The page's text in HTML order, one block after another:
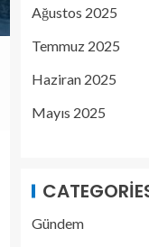
Ağustos 2025
Temmuz 2025
Haziran 2025
Mayıs 2025
Gündem